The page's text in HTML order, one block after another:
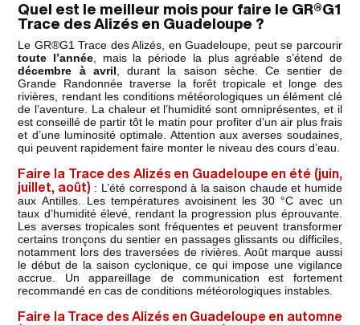
Quel est le meilleur mois pour faire le GR®G1
Trace des Alizés en Guadeloupe ?
Le GR®G1 Trace des Alizés, en Guadeloupe, peut se parcourir
toute l’année , mais la période la plus agréable s’étend de
décembre à avril , durant la saison sèche. Ce sentier de
Grande Randonnée traverse la forêt tropicale et longe des
rivières, rendant les conditions météorologiques un élément clé
de l’aventure. La chaleur et l’humidité sont omniprésentes, et il
est conseillé de partir tôt le matin pour profiter d’un air plus frais
et d’une luminosité optimale. Attention aux averses soudaines,
qui peuvent rapidement faire monter le niveau des cours d’eau.
Faire la Trace des Alizés en Guadeloupe en été (juin,
juillet, août) : L’été correspond à la saison chaude et humide
aux Antilles. Les températures avoisinent les 30 °C avec un
taux d’humidité élevé, rendant la progression plus éprouvante.
Les averses tropicales sont fréquentes et peuvent transformer
certains tronçons du sentier en passages glissants ou difficiles,
notamment lors des traversées de rivières. Août marque aussi
le début de la saison cyclonique, ce qui impose une vigilance
accrue. Un appareillage de communication est fortement
recommandé en cas de conditions météorologiques instables.
Faire la Trace des Alizés en Guadeloupe en automne